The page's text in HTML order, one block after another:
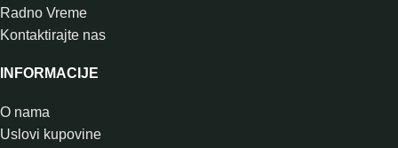
Radno Vreme
Kontaktirajte nas
INFORMACIJE
O nama
Uslovi kupovine